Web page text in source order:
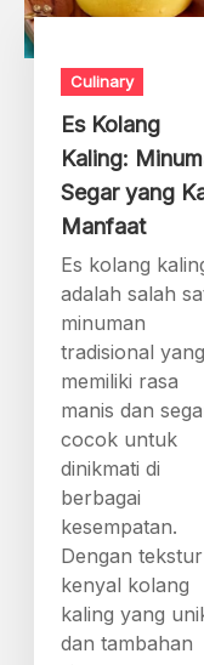
Culinary
Es Kolang
Kaling:
Segar yang
Manfaat
Es kolang
adalah salah
minuman
tradisional yang
memiliki rasa
manis dan
cocok untuk
dinikmati di
berbagai
kesempatan.
Dengan tekstur
kenyal kolang
kaling yang
dan tambahan